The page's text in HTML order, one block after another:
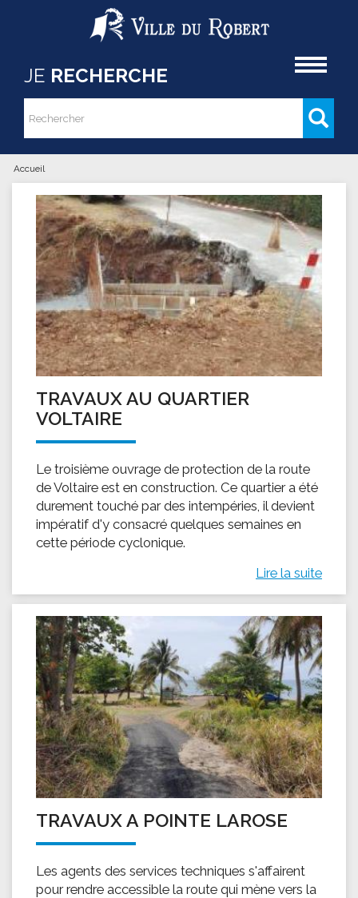
Aller au contenu principal
JE RECHERCHE
Formulaire de recherche
Rechercher
Vous êtes ici
Accueil
TRAVAUX AU QUARTIER
VOLTAIRE
Le troisième ouvrage de protection de la route
de Voltaire est en construction. Ce quartier a été
durement touché par des intempéries, il devient
impératif d'y consacré quelques semaines en
cette période cyclonique.
Lire la suite
TRAVAUX A POINTE LAROSE
Les agents des services techniques s'affairent
pour rendre accessible la route qui mène vers la